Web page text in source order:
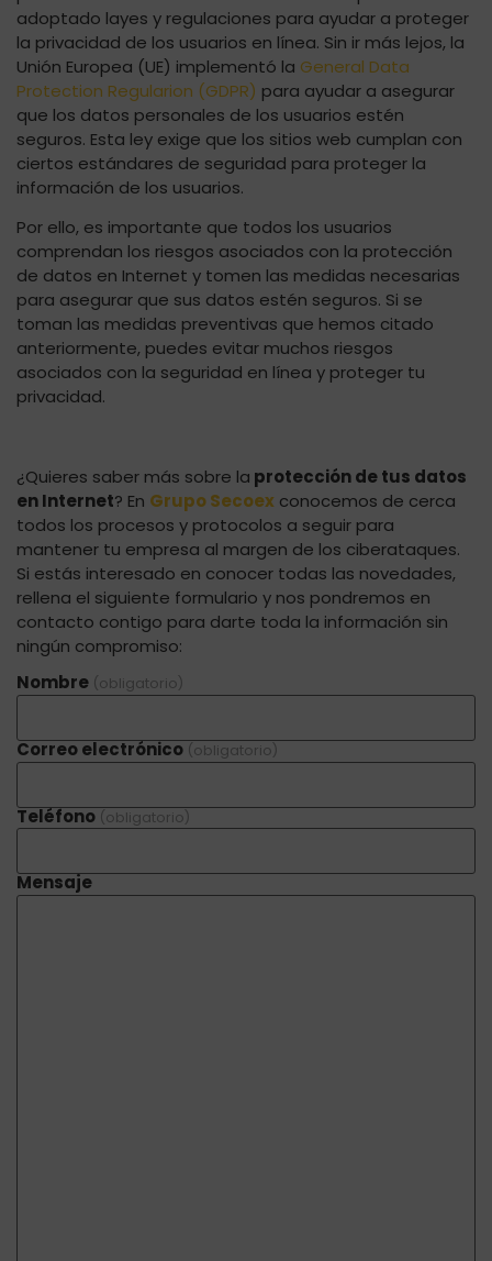
adoptado layes y regulaciones para ayudar a proteger
la privacidad de los usuarios en línea. Sin ir más lejos, la
Unión Europea (UE) implementó la General Data
Protection Regularion (GDPR) para ayudar a asegurar
que los datos personales de los usuarios estén
seguros. Esta ley exige que los sitios web cumplan con
ciertos estándares de seguridad para proteger la
información de los usuarios.
Por ello, es importante que todos los usuarios
comprendan los riesgos asociados con la protección
de datos en Internet y tomen las medidas necesarias
para asegurar que sus datos estén seguros. Si se
toman las medidas preventivas que hemos citado
anteriormente, puedes evitar muchos riesgos
asociados con la seguridad en línea y proteger tu
privacidad.
¿Quieres saber más sobre la protección de tus datos
en Internet? En Grupo Secoex conocemos de cerca
todos los procesos y protocolos a seguir para
mantener tu empresa al margen de los ciberataques.
Si estás interesado en conocer todas las novedades,
rellena el siguiente formulario y nos pondremos en
contacto contigo para darte toda la información sin
ningún compromiso:
Nombre (obligatorio)
Correo electrónico (obligatorio)
Teléfono (obligatorio)
Mensaje